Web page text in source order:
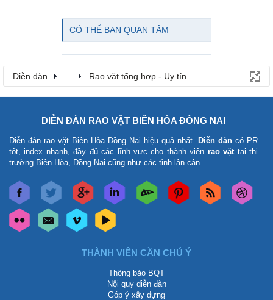
CÓ THỂ BẠN QUAN TÂM
Diễn đàn Rao vặt tổng hợp - Uy tín - Miễn phí
DIỄN ĐÀN RAO VẶT BIÊN HÒA ĐỒNG NAI
Diễn đàn rao vặt Biên Hòa Đồng Nai hiệu quả nhất. Diễn đàn có PR
tốt, index nhanh, đầy đủ các lĩnh vực cho thành viên rao vặt tại thị
trường Biên Hòa, Đồng Nai cũng như các tỉnh lân cận.
THÀNH VIÊN CẦN CHÚ Ý
Thông báo BQT
Nội quy diễn đàn
Góp ý xây dựng